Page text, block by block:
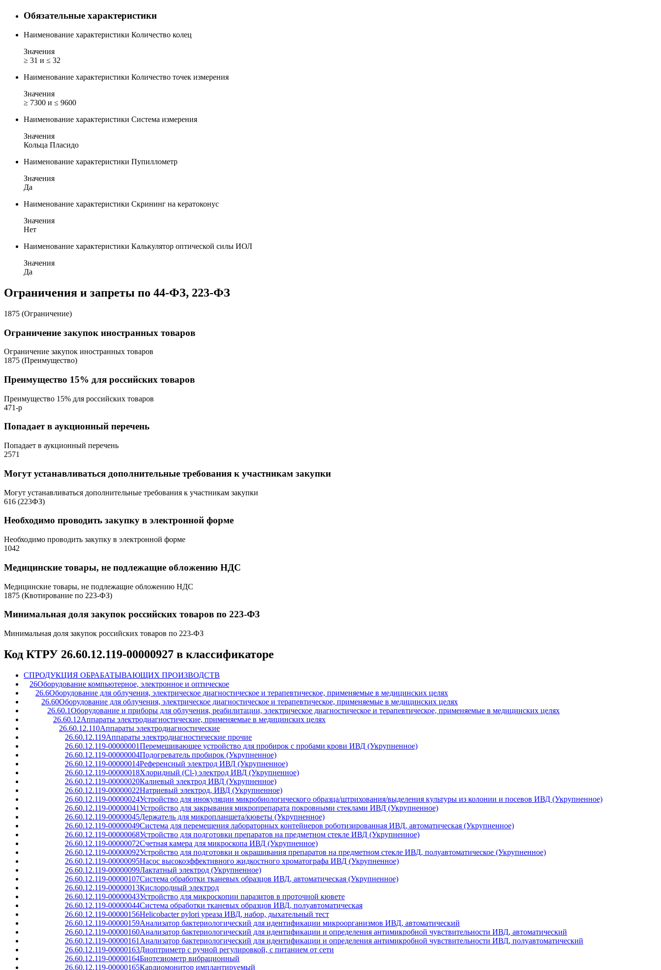
Обязательные характеристики
Наименование характеристики Количество колец
Значения
≥ 31 и ≤ 32
Наименование характеристики Количество точек измерения
Значения
≥ 7300 и ≤ 9600
Наименование характеристики Система измерения
Значения
Кольца Пласидо
Наименование характеристики Пупиллометр
Значения
Да
Наименование характеристики Скрининг на кератоконус
Значения
Нет
Наименование характеристики Калькулятор оптической силы ИОЛ
Значения
Да
Ограничения и запреты по 44-ФЗ, 223-ФЗ
1875 (Ограничение)
Ограничение закупок иностранных товаров
Ограничение закупок иностранных товаров
1875 (Преимущество)
Преимущество 15% для российских товаров
Преимущество 15% для российских товаров
471-р
Попадает в аукционный перечень
Попадает в аукционный перечень
2571
Могут устанавливаться дополнительные требования к участникам закупки
Могут устанавливаться дополнительные требования к участникам закупки
616 (223ФЗ)
Необходимо проводить закупку в электронной форме
Необходимо проводить закупку в электронной форме
1042
Медицинские товары, не подлежащие обложению НДС
Медицинские товары, не подлежащие обложению НДС
1875 (Квотирование по 223-ФЗ)
Минимальная доля закупок российских товаров по 223-ФЗ
Минимальная доля закупок российских товаров по 223-ФЗ
Код КТРУ 26.60.12.119-00000927 в классификаторе
CПРОДУКЦИЯ ОБРАБАТЫВАЮЩИХ ПРОИЗВОДСТВ
26Оборудование компьютерное, электронное и оптическое
26.6Оборудование для облучения, электрическое диагностическое и терапевтическое, применяемые в медицинских целях
26.60Оборудование для облучения, электрическое диагностическое и терапевтическое, применяемые в медицинских целях
26.60.1Оборудование и приборы для облучения, реабилитации, электрическое диагностическое и терапевтическое, применяемые в медицинских целях
26.60.12Аппараты электродиагностические, применяемые в медицинских целях
26.60.12.110Аппараты электродиагностические
26.60.12.119Аппараты электродиагностические прочие
26.60.12.119-00000001Перемешивающее устройство для пробирок с пробами крови ИВД (Укрупненное)
26.60.12.119-00000004Подогреватель пробирок (Укрупненное)
26.60.12.119-00000014Референсный электрод ИВД (Укрупненное)
26.60.12.119-00000018Хлоридный (Cl-) электрод ИВД (Укрупненное)
26.60.12.119-00000020Калиевый электрод ИВД (Укрупненное)
26.60.12.119-00000022Натриевый электрод, ИВД (Укрупненное)
26.60.12.119-00000024Устройство для инокуляции микробиологического образца/штрихования/выделения культуры из колонии и посевов ИВД (Укрупненное)
26.60.12.119-00000041Устройство для закрывания микропрепарата покровными стеклами ИВД (Укрупненное)
26.60.12.119-00000045Держатель для микропланшета/кюветы (Укрупненное)
26.60.12.119-00000049Система для перемещения лабораторных контейнеров роботизированная ИВД, автоматическая (Укрупненное)
26.60.12.119-00000068Устройство для подготовки препаратов на предметном стекле ИВД (Укрупненное)
26.60.12.119-00000072Счетная камера для микроскопа ИВД (Укрупненное)
26.60.12.119-00000092Устройство для подготовки и окрашивания препаратов на предметном стекле ИВД, полуавтоматическое (Укрупненное)
26.60.12.119-00000095Насос высокоэффективного жидкостного хроматографа ИВД (Укрупненное)
26.60.12.119-00000099Лактатный электрод (Укрупненное)
26.60.12.119-00000107Система обработки тканевых образцов ИВД, автоматическая (Укрупненное)
26.60.12.119-00000013Кислородный электрод
26.60.12.119-00000043Устройство для микроскопии паразитов в проточной кювете
26.60.12.119-00000044Система обработки тканевых образцов ИВД, полуавтоматическая
26.60.12.119-00000156Helicobacter pylori уреаза ИВД, набор, дыхательный тест
26.60.12.119-00000159Анализатор бактериологический для идентификации микроорганизмов ИВД, автоматический
26.60.12.119-00000160Анализатор бактериологический для идентификации и определения антимикробной чувствительности ИВД, автоматический
26.60.12.119-00000161 Анализатор бактериологический для идентификации и определения антимикробной чувствительности ИВД, полуавтоматический
26.60.12.119-00000163Диоптриметр с ручной регулировкой, с питанием от сети
26.60.12.119-00000164Биотезиометр вибрационный
26.60.12.119-00000165Кардиомонитор имплантируемый